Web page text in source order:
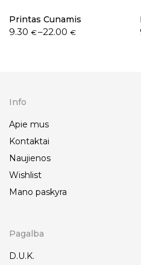
Printas Cunamis
9.30 €–22.00€
Info
Apie mus
Kontaktai
Naujienos
Wishlist
Mano paskyra
Pagalba
D.U.K.